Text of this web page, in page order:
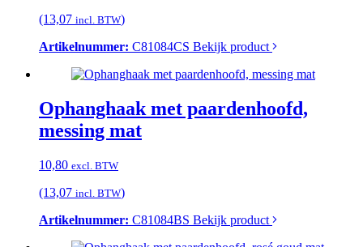
(13,07 incl. BTW)
Artikelnummer: C81084CS Bekijk product
Ophanghaak met paardenhoofd,
messing mat
10,80 excl. BTW
(13,07 incl. BTW)
Artikelnummer: C81084BS Bekijk product